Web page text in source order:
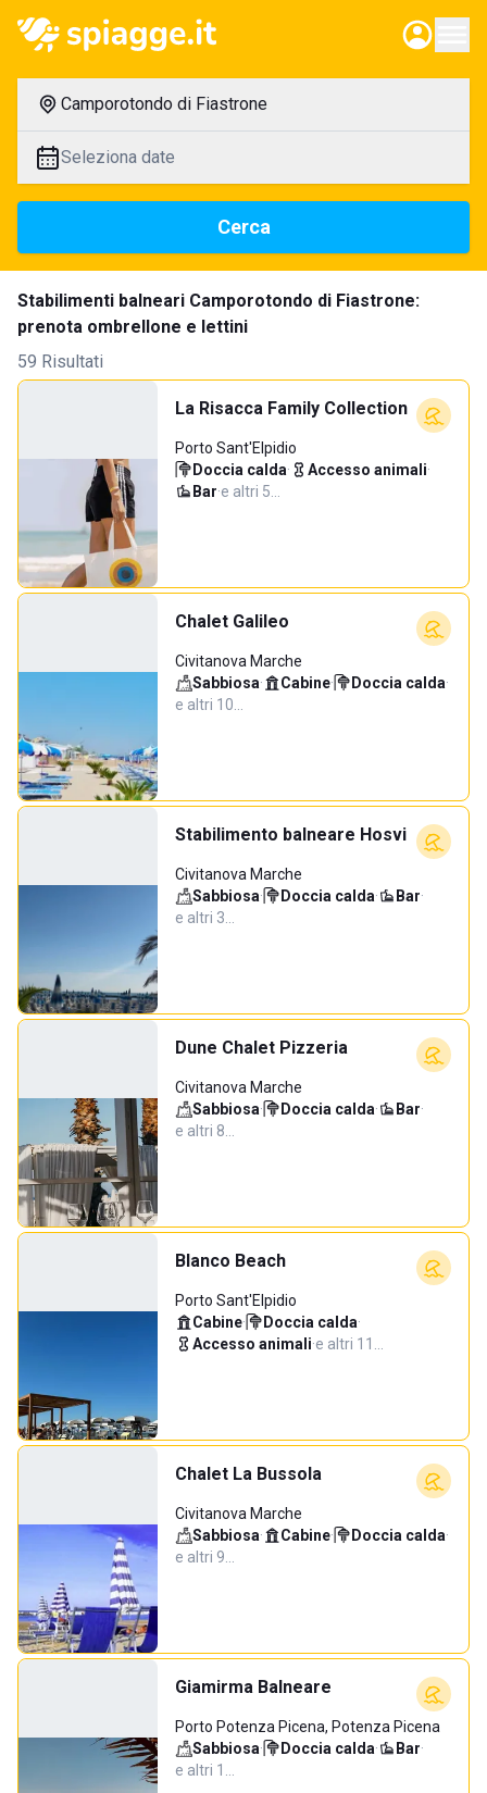
Camporotondo di Fiastrone
Seleziona date
Cerca
Stabilimenti balneari Camporotondo di Fiastrone:
prenota ombrellone e lettini
59 Risultati
La Risacca Family Collection
Porto Sant'Elpidio
Doccia calda· Accesso animali·
Bar·e altri 5…
Chalet Galileo
Civitanova Marche
Sabbiosa· Cabine· Doccia calda·
e altri 10…
Stabilimento balneare Hosvi
Civitanova Marche
Sabbiosa· Doccia calda· Bar·
e altri 3…
Dune Chalet Pizzeria
Civitanova Marche
Sabbiosa· Doccia calda· Bar·
e altri 8…
Blanco Beach
Porto Sant'Elpidio
Cabine· Doccia calda·
Accesso animali·e altri 11…
Chalet La Bussola
Civitanova Marche
Sabbiosa· Cabine· Doccia calda·
e altri 9…
Giamirma Balneare
Porto Potenza Picena, Potenza Picena
Sabbiosa· Doccia calda· Bar·
e altri 1…